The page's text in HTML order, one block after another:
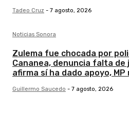
Tadeo Cruz - 7 agosto, 2026
Noticias Sonora
Zulema fue chocada por
Cananea, denuncia falta
afirma sí ha dado apoyo,
Guillermo Saucedo - 7 agosto, 2026